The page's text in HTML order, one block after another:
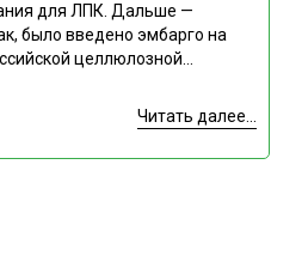
для ЛПК. Дальше —
было введено эмбарго на
целлюлозной...
Читать далее...